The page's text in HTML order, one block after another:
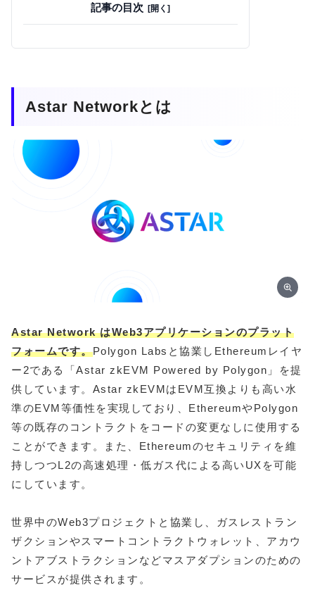
記事の目次
Astar Networkとは
Astar Network はWeb3アプリケーションのプラット
フォームです。Polygon Labsと協業しEthereumレイヤ
ー2である「Astar zkEVM Powered by Polygon」を提
供しています。Astar zkEVMはEVM互換よりも高い水
準のEVM等価性を実現しており、EthereumやPolygon
等の既存のコントラクトをコードの変更なしに使用する
ことができます。また、Ethereumのセキュリティを維
持しつつL2の高速処理・低ガス代による高いUXを可能
にしています。
世界中のWeb3プロジェクトと協業し、ガスレストラン
ザクションやスマートコントラクトウォレット、アカウ
ントアブストラクションなどマスアダプションのための
サービスが提供されます。